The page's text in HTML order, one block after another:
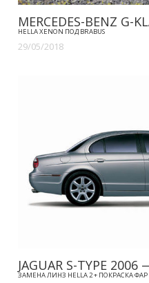
MERCEDES-BENZ
HELLA XENON ПОД BRABUS
29/05/2018
JAGUAR S-TYPE
ЗАМЕНА ЛИНЗ HELLA 2 + ПОКРАСКА